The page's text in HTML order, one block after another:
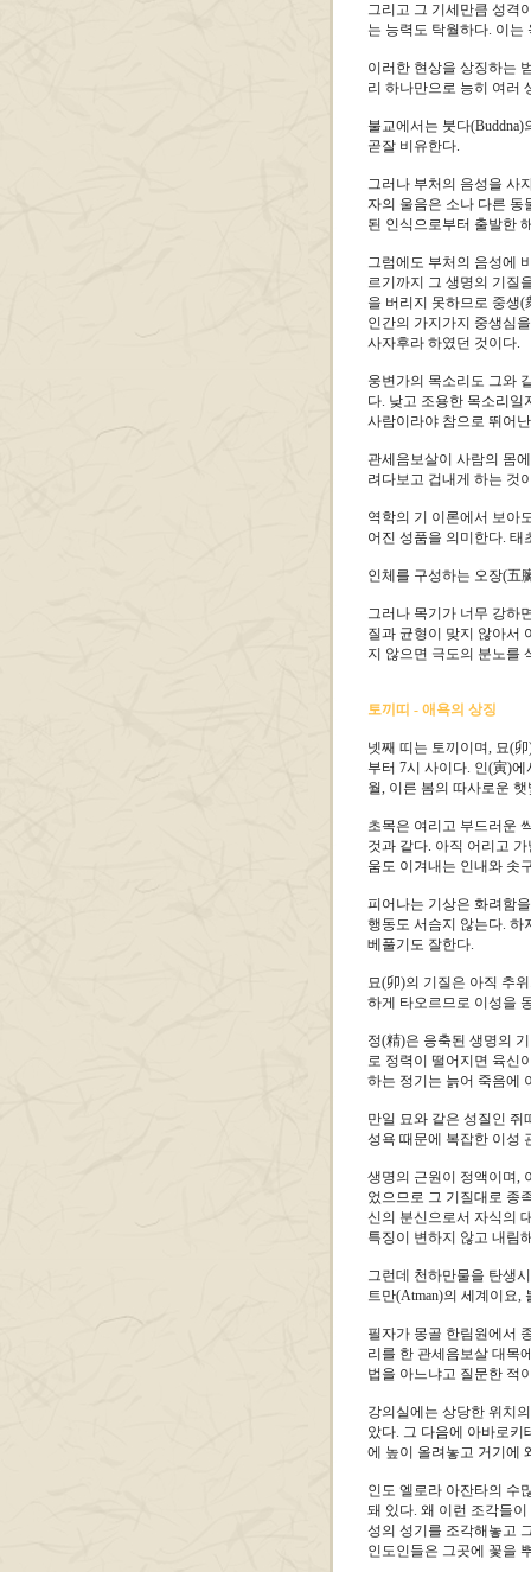
그리고 그 기세만큼 성격
는 능력도 탁월하다. 이는
이러한 현상을 상징하는
리 하나만으로 능히 여러
불교에서는 붓다
곧잘 비유한다.
그러나 부처의 음성을 사
자의 울음은 소나 다른 동
된 인식으로부터 출발한
그럼에도 부처의 음성에
르기까지 그 생명의 기질
을 버리지 못하므로 중생
인간의 가지가지 중생심
사자후라 하였던 것이다.
웅변가의 목소리도 그와
다. 낮고 조용한 목소리
사람이라야 참으로 뛰어
관세음보살이 사람의 몸
려다보고 겁내게 하는 것
역학의 기 이론에서 보아
어진 성품을 의미한다.
인체를 구성하는 오장(五
그러나 목기가 너무 강하
질과 균형이 맞지 않아서
지 않으면 극도의 분노를
토끼띠 - 애욕의 상징
넷째 띠는 토끼이며, 묘(
부터 7시 사이다. 인(寅)
월, 이른 봄의 따사로운
초목은 여리고 부드러운
것과 같다. 아직 어리고
움도 이겨내는 인내와 솟
피어나는 기상은 화려함
행동도 서슴지 않는다. 하
베풀기도 잘한다.
묘(卯)의 기질은 아직 추
하게 타오르므로 이성을
정(精)은 응축된 생명의
로 정력이 떨어지면 육신
하는 정기는 늙어 죽음에
만일 묘와 같은 성질인 쥐
성욕 때문에 복잡한 이성
생명의 근원이 정액이며,
었으므로 그 기질대로 종
신의 분신으로서 자식의
특징이 변하지 않고 내림
그런데 천하만물을 탄생
트만(Atman)의 세계이요,
필자가 몽골 한림원에서
리를 한 관세음보살 대목
법을 아느냐고 질문한 적
강의실에는 상당한 위치
았다. 그 다음에 아바로키
에 높이 올려놓고 거기에
인도 엘로라 아잔타의 수
돼 있다. 왜 이런 조각들
성의 성기를 조각해놓고
인도인들은 그곳에 꽃을